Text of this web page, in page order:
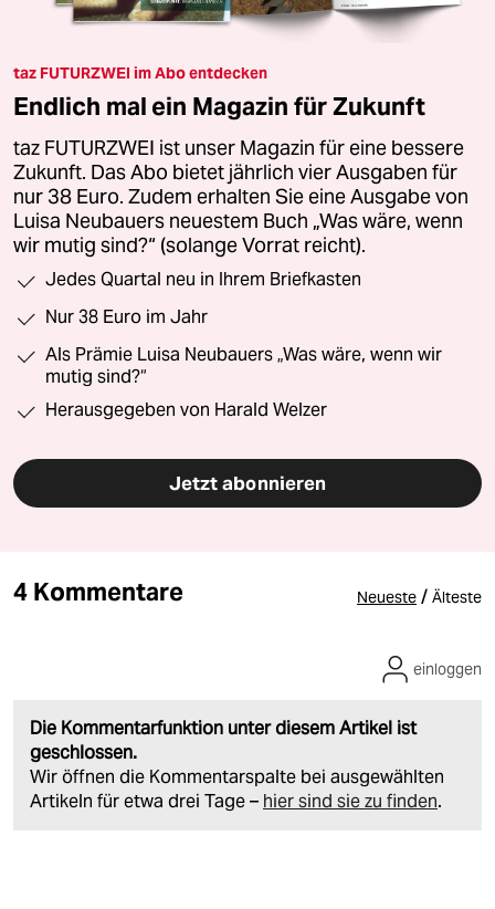
taz FUTURZWEI im Abo entdecken
Endlich mal ein Magazin für Zukunft
taz FUTURZWEI ist unser Magazin für eine bessere
Zukunft. Das Abo bietet jährlich vier Ausgaben für
nur 38 Euro. Zudem erhalten Sie eine Ausgabe von
Luisa Neubauers neuestem Buch „Was wäre, wenn
wir mutig sind?“ (solange Vorrat reicht).
Jedes Quartal neu in Ihrem Briefkasten
Nur 38 Euro im Jahr
Als Prämie Luisa Neubauers „Was wäre, wenn wir
mutig sind?“
Herausgegeben von Harald Welzer
Jetzt abonnieren
4 Kommentare Neueste / Älteste
Die Kommentarfunktion unter diesem Artikel ist
geschlossen.
Wir öffnen die Kommentarspalte bei ausgewählten
Artikeln für etwa drei Tage – hier sind sie zu finden.
einloggen